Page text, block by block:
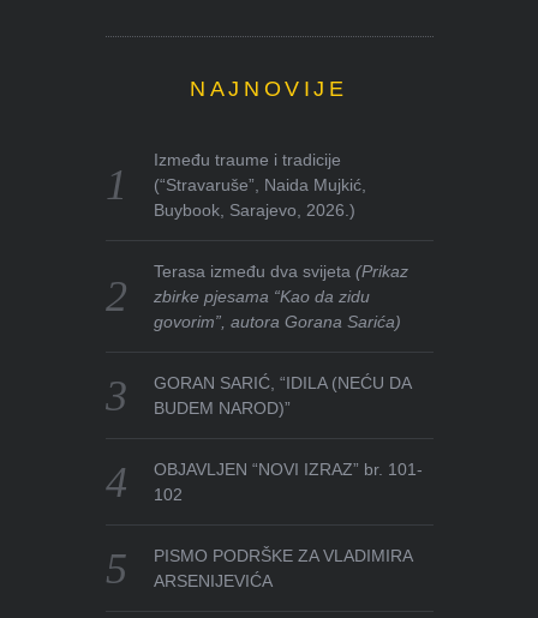
NAJNOVIJE
Između traume i tradicije
(“Stravaruše”, Naida Mujkić,
Buybook, Sarajevo, 2026.)
Terasa između dva svijeta(Prikaz
zbirke pjesama “Kao da zidu
govorim”, autora Gorana Sarića)
GORAN SARIĆ, “IDILA (NEĆU DA
BUDEM NAROD)”
OBJAVLJEN “NOVI IZRAZ” br. 101-
102
PISMO PODRŠKE ZA VLADIMIRA
ARSENIJEVIĆA